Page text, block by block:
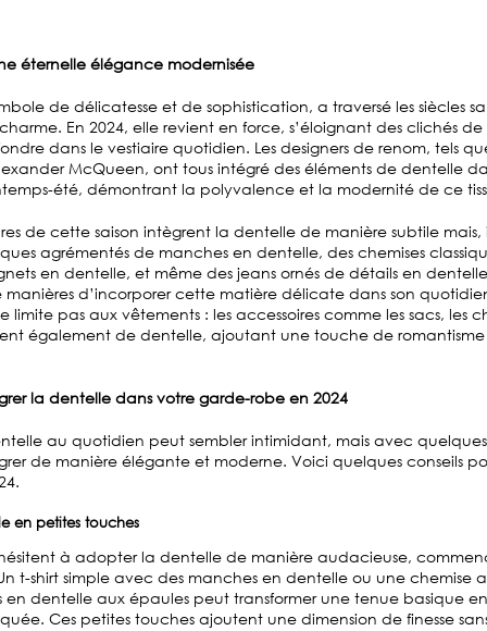
éternelle élégance modernisée
de délicatesse et de sophistication, a traversé les siècles
En 2024, elle revient en force, s’éloignant des clichés
dans le vestiaire quotidien. Les designers de renom, tels
McQueen, ont tous intégré des éléments de dentelle
été, démontrant la polyvalence et la modernité de ce
de cette saison intègrent la dentelle de manière subtile
agrémentés de manches en dentelle, des chemises
en dentelle, et même des jeans ornés de détails en
d’incorporer cette matière délicate dans son
limite pas aux vêtements : les accessoires comme les sacs, les
également de dentelle, ajoutant une touche de
la dentelle dans votre garde-robe en 2024
au quotidien peut sembler intimidant, mais avec quelques
de manière élégante et moderne. Voici quelques conseils
en petites touches
à adopter la dentelle de manière audacieuse,
t-shirt simple avec des manches en dentelle ou une chemise
en dentelle aux épaules peut transformer une tenue basique
Ces petites touches ajoutent une dimension de finesse